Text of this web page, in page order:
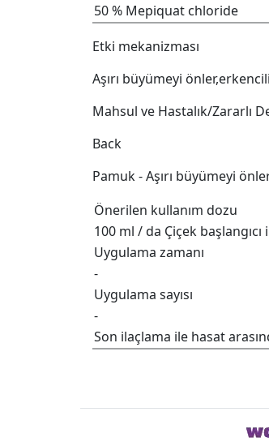
50 % Mepiquat chloride
Etki mekanizması
Aşırı büyümeyi
Mahsul ve Hastalık/Zararlı
Back
Pamuk - Aşırı büyümeyi
Önerilen kullanım dozu
100 ml / da Çiçek
Uygulama zamanı
-
Uygulama sayısı
-
Son ilaçlama ile hasat